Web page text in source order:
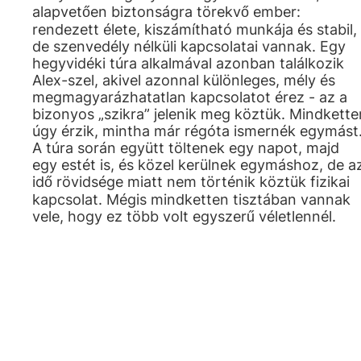
alapvetően biztonságra törekvő ember:
rendezett élete, kiszámítható munkája és stabil,
de szenvedély nélküli kapcsolatai vannak. Egy
hegyvidéki túra alkalmával azonban találkozik
Alex-szel, akivel azonnal különleges, mély és
megmagyarázhatatlan kapcsolatot érez - az a
bizonyos „szikra” jelenik meg köztük.
úgy érzik, mintha már régóta ismernék egymást.
A túra során együtt töltenek egy napot, majd
egy estét is, és közel kerülnek egymáshoz, de
idő rövidsége miatt nem történik köztük fizikai
kapcsolat. Mégis mindketten tisztában vannak
vele, hogy ez több volt egyszerű véletlennél.